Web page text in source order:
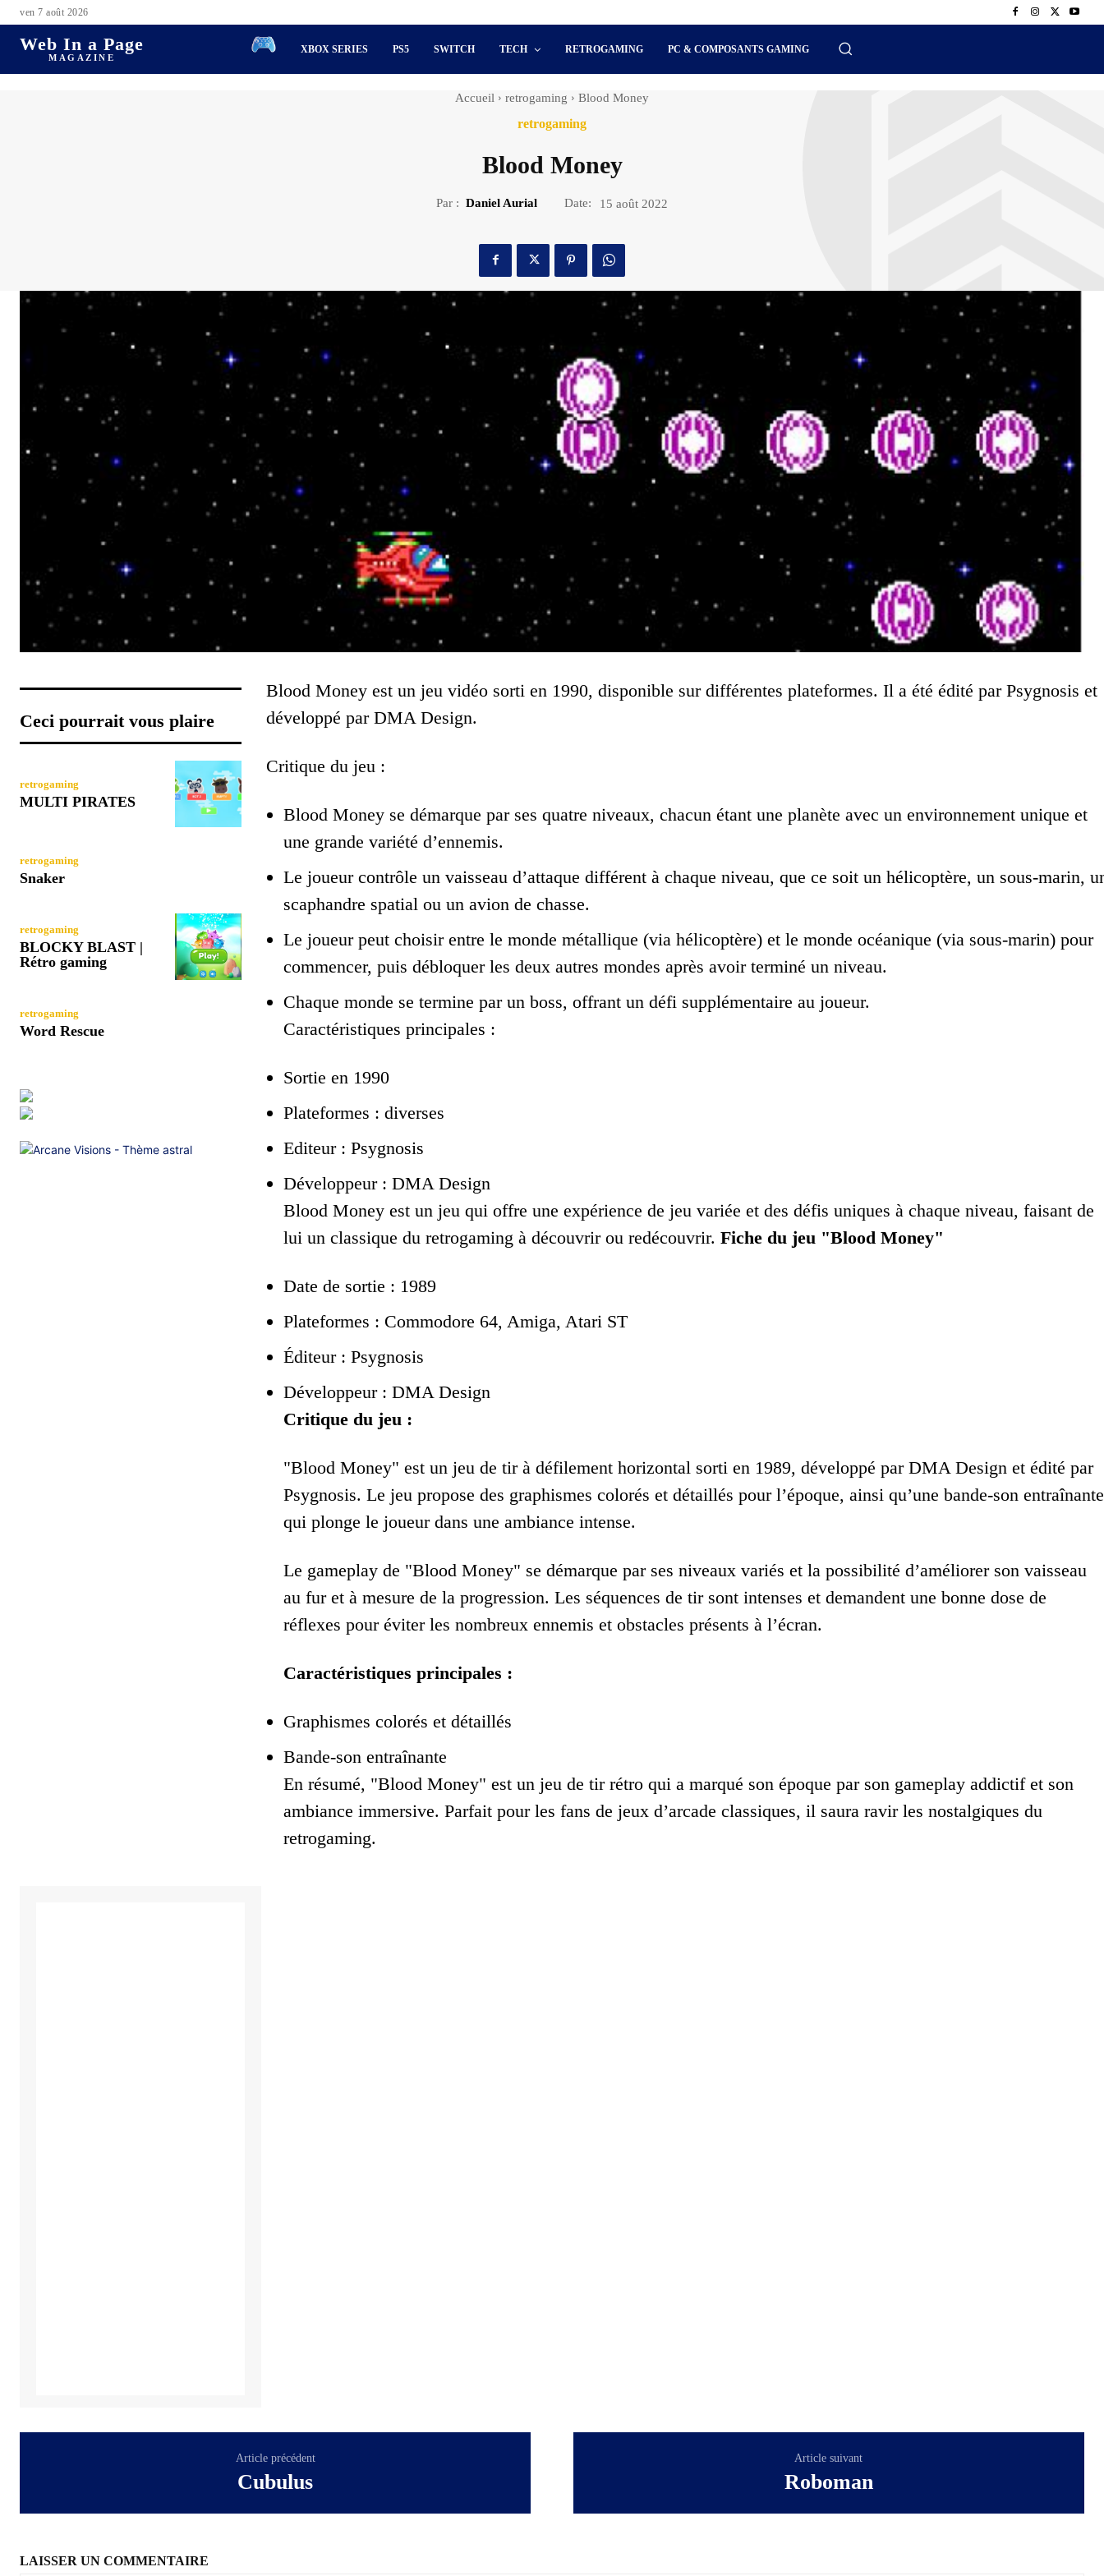
ven 7 août 2026
Web In a Page
MAGAZINE
XBOX SERIES PS5 SWITCH TECH RETROGAMING PC & COMPOSANTS GAMING
Accueil retrogaming Blood Money
retrogaming
Blood Money
Par : Daniel Aurial Date: 15 août 2022
Ceci pourrait vous plaire
retrogaming
MULTI PIRATES
retrogaming
Snaker
retrogaming
BLOCKY BLAST |
Rétro gaming
retrogaming
Word Rescue
Blood Money est un jeu vidéo sorti en 1990, disponible sur différentes plateformes. Il a été édité par Psygnosis et
développé par DMA Design.
Critique du jeu :
Blood Money se démarque par ses quatre niveaux, chacun étant une planète avec un environnement unique et
une grande variété d’ennemis.
Le joueur contrôle un vaisseau d’attaque différent à chaque niveau, que ce soit un hélicoptère, un sous-marin,
scaphandre spatial ou un avion de chasse.
Le joueur peut choisir entre le monde métallique (via hélicoptère) et le monde océanique (via sous-marin) pour
commencer, puis débloquer les deux autres mondes après avoir terminé un niveau.
Chaque monde se termine par un boss, offrant un défi supplémentaire au joueur.
Caractéristiques principales :
Sortie en 1990
Plateformes : diverses
Editeur : Psygnosis
Développeur : DMA Design
Blood Money est un jeu qui offre une expérience de jeu variée et des défis uniques à chaque niveau, faisant de
lui un classique du retrogaming à découvrir ou redécouvrir. Fiche du jeu "Blood Money"
Date de sortie : 1989
Plateformes : Commodore 64, Amiga, Atari ST
Éditeur : Psygnosis
Développeur : DMA Design
Critique du jeu :
"Blood Money" est un jeu de tir à défilement horizontal sorti en 1989, développé par DMA Design et édité par
Psygnosis. Le jeu propose des graphismes colorés et détaillés pour l’époque, ainsi qu’une bande-son entraînante
qui plonge le joueur dans une ambiance intense.
Le gameplay de "Blood Money" se démarque par ses niveaux variés et la possibilité d’améliorer son vaisseau
au fur et à mesure de la progression. Les séquences de tir sont intenses et demandent une bonne dose de
réflexes pour éviter les nombreux ennemis et obstacles présents à l’écran.
Caractéristiques principales :
Graphismes colorés et détaillés
Bande-son entraînante
En résumé, "Blood Money" est un jeu de tir rétro qui a marqué son époque par son gameplay addictif et son
ambiance immersive. Parfait pour les fans de jeux d’arcade classiques, il saura ravir les nostalgiques du
retrogaming.
Article précédent
Cubulus
Article suivant
Roboman
LAISSER UN COMMENTAIRE